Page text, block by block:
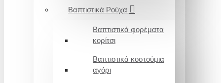
Βαπτιστικά Ρούχα
Βαπτιστικά φορέματα
κορίτσι
Βαπτιστικά κοστούμια
αγόρι